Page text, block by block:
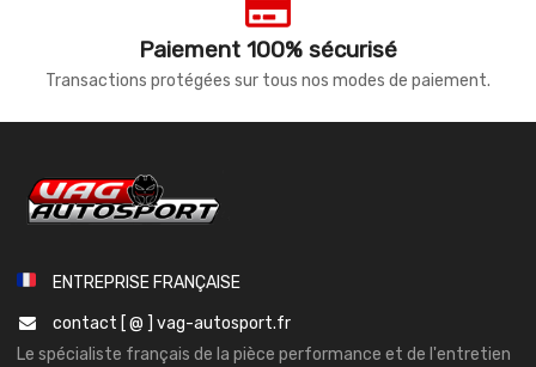
Paiement 100% sécurisé
Transactions protégées sur tous nos modes de paiement.
ENTREPRISE FRANÇAISE
contact [ @ ] vag-autosport.fr
Le spécialiste français de la pièce performance et de l'entretien